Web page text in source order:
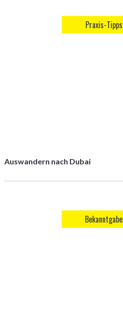
Praxis-Tipps
Auswandern nach Dubai
Bekanntgabe